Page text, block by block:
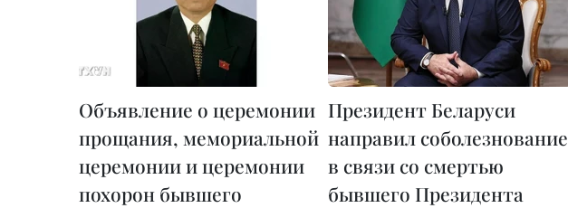
Объявление о церемонии
прощания, мемориальной
церемонии и церемонии
похорон бывшего
Президент Беларуси
направил соболезнование
в связи со смертью
бывшего Президента